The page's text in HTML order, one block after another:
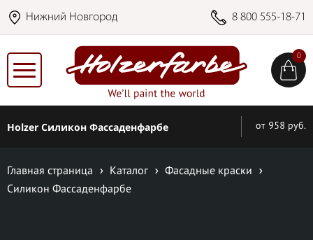
Нижний Новгород 8 800 555-18-71
0
Holzer Силикон Фассаденфарбе от 958 руб.
Главная страница Каталог
Фасадные краски
Силикон Фассаденфарбе